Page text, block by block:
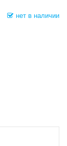
нет в наличии